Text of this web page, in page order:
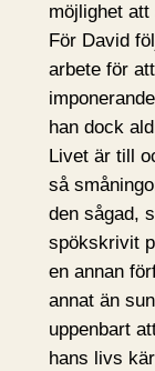
möjlighet
För David
arbete för
han dock
Livet är till
så
den sågad,
spökskrivit
en annan
annat än
uppenbart
hans livs